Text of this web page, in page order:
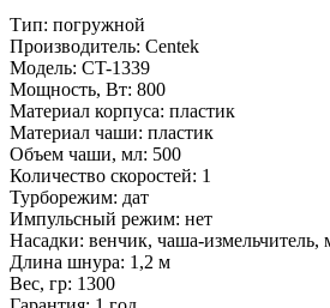
Тип: погружной
Производитель: Centek
Модель: CT-1339
Мощность, Вт: 800
Материал корпуса: пластик
Материал чаши: пластик
Объем чаши, мл: 500
Количество скоростей: 1
Турборежим: дат
Импульсный режим: нет
Насадки: венчик, чаша-измельчитель,
Длина шнура: 1,2 м
Вес, гр: 1300